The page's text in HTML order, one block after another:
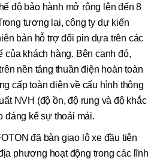
độ bảo hành mở rộng lên đến 8
tương lai, công ty dự kiến
bản hỗ trợ đổi pin dựa trên các
của khách hàng. Bên cạnh đó,
nền tảng thuần điện hoàn toàn
cấp toàn diện về cấu hình thông
NVH (độ ồn, độ rung và độ khắc
đáng kể sự thoải mái.
đã bàn giao lô xe đầu tiên
phương hoạt động trong các lĩnh